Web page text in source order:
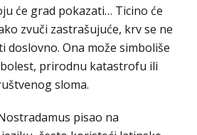
će grad pokazati… Ticino će
zvuči zastrašujuće, krv se ne
doslovno. Ona može simboliše
prirodnu katastrofu ili
sloma.
pisao na